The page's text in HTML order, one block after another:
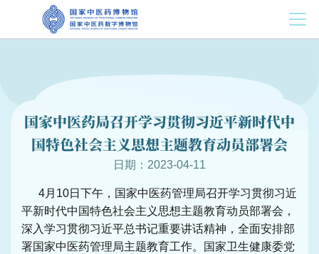
国家中医药局召开学习贯彻习近平新时代中
国特色社会主义思想主题教育动员部署会
日期：2023-04-11
4月10日下午，国家中医药管理局召开学习贯彻习近
平新时代中国特色社会主义思想主题教育动员部署会，
深入学习贯彻习近平总书记重要讲话精神，全面安排部
署国家中医药管理局主题教育工作。国家卫生健康委党